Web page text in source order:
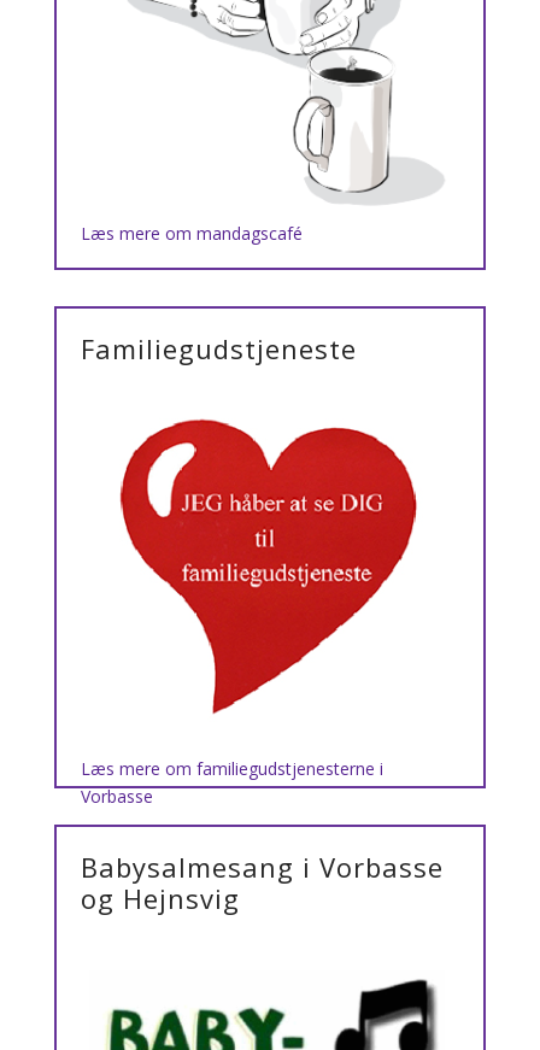
Læs mere om mandagscafé
Familiegudstjeneste
Læs mere om familiegudstjenesterne i
Vorbasse
Babysalmesang i Vorbasse
og Hejnsvig